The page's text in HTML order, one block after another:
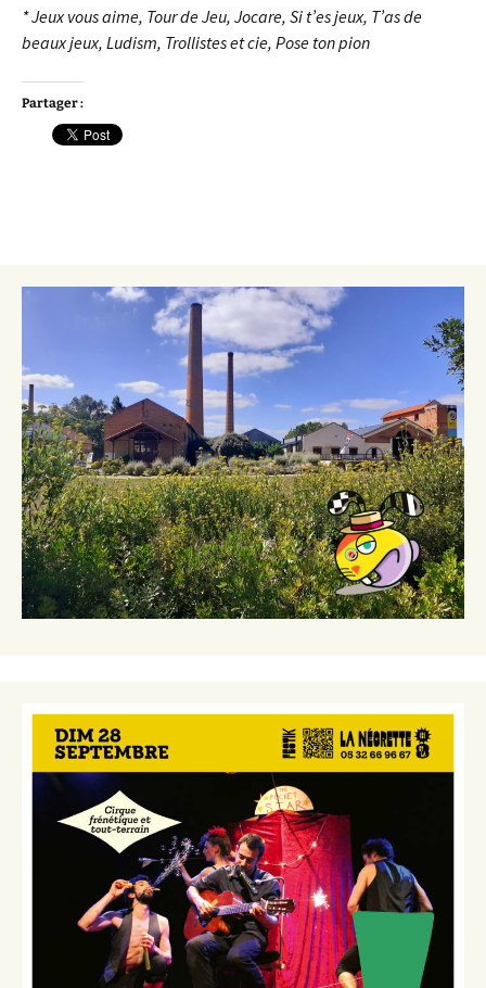
* Jeux vous aime, Tour de Jeu, Jocare, Si t’es jeux, T’as de
beaux jeux, Ludism, Trollistes et cie, Pose ton pion
Partager :